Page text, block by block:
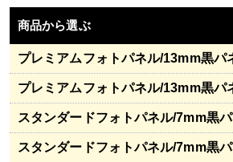
商品から選ぶ
プレミアムフォトパネル/13mm黒パ
プレミアムフォトパネル/13mm黒パ
スタンダードフォトパネル/7mm黒
スタンダードフォトパネル/7mm黒